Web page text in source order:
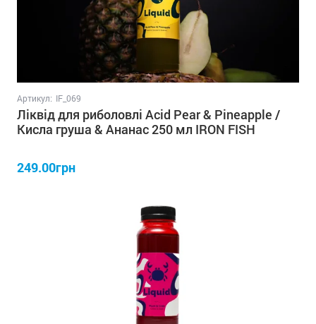
Артикул: IF_069
Ліквід для риболовлі Acid Pear & Pineapple /
Кисла груша & Ананас 250 мл IRON FISH
249.00грн